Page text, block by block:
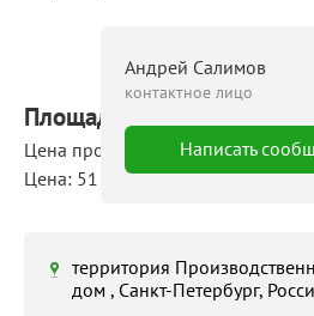
Андрей Салимов
контактное лицо
Написать
Площадь: 1500 м²
Цена продажи: 77 000 000 руб.
Цена: 51 334 руб./м²
территория
дом , Санкт-Петербург,